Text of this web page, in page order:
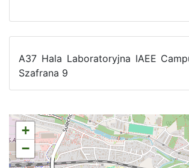
A37 Hala Laboratoryjna IAEE
Szafrana 9
+
−